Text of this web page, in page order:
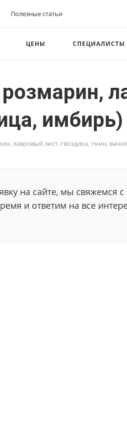
Полезные статьи
ЦЕНЫ СПЕЦИАЛИСТЫ
имбирь)
лавровый лист, гвоздика, тмин,
на сайте, мы свяжемся
и ответим на все